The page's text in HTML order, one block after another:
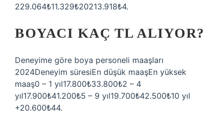
229.064₺11.329₺20213.918₺4.
BOYACI KAÇ TL ALIYOR?
Deneyime göre boya personeli maaşları
2024Deneyim süresiEn düşük maaşEn yüksek
maaş0 – 1 yıl17.800₺33.800₺2 – 4
yıl17.900₺41.200₺5 – 9 yıl19.700₺42.500₺10 yıl
+20.600₺44.